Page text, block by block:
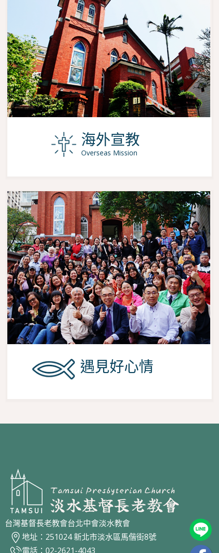
海外宣教
Overseas Mission
遇見好心情
台灣基督長老教會台北中會淡水教會
地址：251024 新北市淡水區馬偕街8號
電話：02-2621-4043